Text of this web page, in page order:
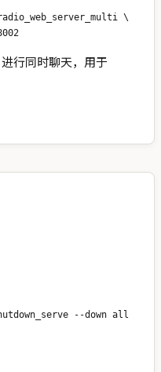
\
行同时聊天，用于